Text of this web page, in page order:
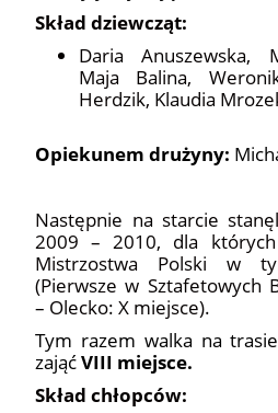
Skład dziewcząt:
Daria Anuszewska,
Maja Balina,
Herdzik, Klaudia
Opiekunem drużyny:
Następnie na starcie
2009 – 2010, dla
Mistrzostwa Polski w
(Pierwsze w Sztafetowych
– Olecko: X miejsce).
Tym razem walka na
zająćVIII miejsce.
Skład chłopców: